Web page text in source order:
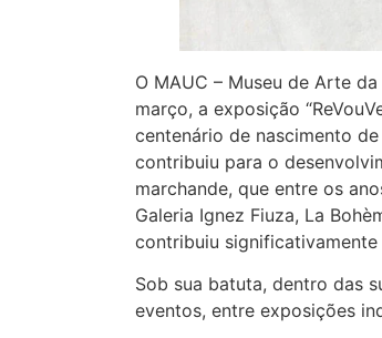
O MAUC – Museu de Arte
março, a exposição
centenário de nascimento
contribuiu para o
marchande, que entre os
Galeria Ignez Fiuza, La
contribuiu
Sob sua batuta, dentro das
eventos, entre exposições